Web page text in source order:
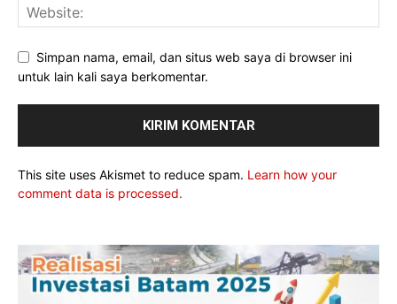
Simpan nama, email, dan situs web saya di browser ini
untuk lain kali saya berkomentar.
This site uses Akismet to reduce spam. Learn how your
comment data is processed.